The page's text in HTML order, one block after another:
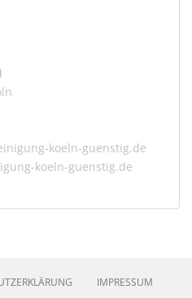
koeln-guenstig.de
koeln-guenstig.de
IMPRESSUM